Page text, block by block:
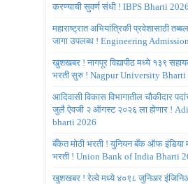
करण्याची सुवर्ण संधी ! IBPS Bharti 2026
महाराष्ट्रात अभियांत्रिकी प्रवेशासाठी
जागा उपलब्ध ! Engineering
खुशखबर ! नागपूर विद्यापीठ मध्ये १३९
भरती सुरु ! Nagpur University Bharti
आदिवासी विकास विभागातील चौकीदार
जुलै ऐवजी २ ऑगस्ट २०२६ ला होणार !
bharti 2026
बँकेत मोठी भरती ! युनियन बँक ऑफ इंडिया
भरती ! Union Bank of India Bharti
खुशखबर ! रेल्वे मध्ये ४०९८ जुनिअर